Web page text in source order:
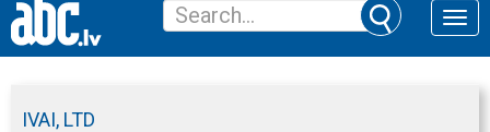
Toggle
IVAI, LTD